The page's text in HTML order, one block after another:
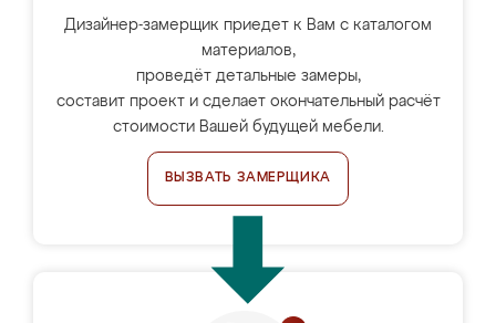
Дизайнер-замерщик приедет к Вам с каталогом
материалов,
проведёт детальные замеры,
составит проект и сделает окончательный расчёт
стоимости Вашей будущей мебели.
ВЫЗВАТЬ ЗАМЕРЩИКА